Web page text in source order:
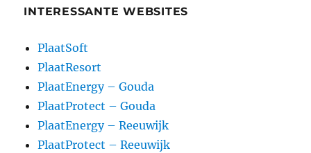
INTERESSANTE WEBSITES
PlaatSoft
PlaatResort
PlaatEnergy – Gouda
PlaatProtect – Gouda
PlaatEnergy – Reeuwijk
PlaatProtect – Reeuwijk